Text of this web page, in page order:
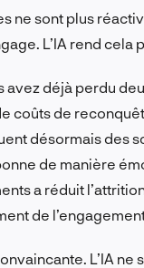
ne sont plus
L’IA rend cela
déjà perdu
coûts de
désormais des
de manière
a réduit
de
L’IA ne